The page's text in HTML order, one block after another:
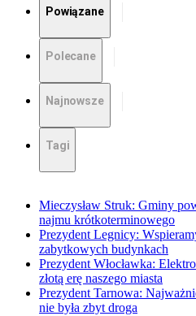
Powiązane
Polecane
Najnowsze
Tagi
Mieczysław Struk: Gminy
najmu krótkoterminowego
Prezydent Legnicy:
zabytkowych budynkach
Prezydent Włocławka:
złotą erę naszego miasta
Prezydent Tarnowa:
nie była zbyt droga